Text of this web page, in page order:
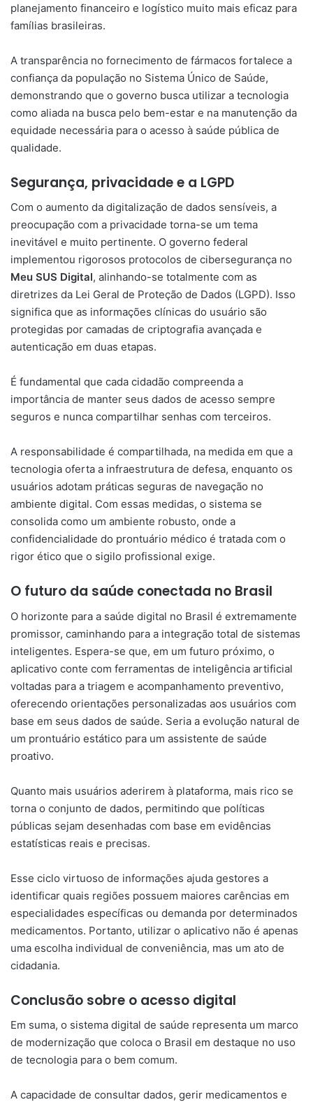
planejamento financeiro e logístico muito mais eficaz para
famílias brasileiras.
A transparência no fornecimento de fármacos fortalece a
confiança da população no Sistema Único de Saúde,
demonstrando que o governo busca utilizar a tecnologia
como aliada na busca pelo bem-estar e na manutenção da
equidade necessária para o acesso à saúde pública de
qualidade.
Segurança, privacidade e a LGPD
Com o aumento da digitalização de dados sensíveis, a
preocupação com a privacidade torna-se um tema
inevitável e muito pertinente. O governo federal
implementou rigorosos protocolos de cibersegurança no
Meu SUS Digital, alinhando-se totalmente com as
diretrizes da Lei Geral de Proteção de Dados (LGPD). Isso
significa que as informações clínicas do usuário são
protegidas por camadas de criptografia avançada e
autenticação em duas etapas.
É fundamental que cada cidadão compreenda a
importância de manter seus dados de acesso sempre
seguros e nunca compartilhar senhas com terceiros.
A responsabilidade é compartilhada, na medida em que a
tecnologia oferta a infraestrutura de defesa, enquanto os
usuários adotam práticas seguras de navegação no
ambiente digital. Com essas medidas, o sistema se
consolida como um ambiente robusto, onde a
confidencialidade do prontuário médico é tratada com o
rigor ético que o sigilo profissional exige.
O futuro da saúde conectada no Brasil
O horizonte para a saúde digital no Brasil é extremamente
promissor, caminhando para a integração total de sistemas
inteligentes. Espera-se que, em um futuro próximo, o
aplicativo conte com ferramentas de inteligência artificial
voltadas para a triagem e acompanhamento preventivo,
oferecendo orientações personalizadas aos usuários com
base em seus dados de saúde. Seria a evolução natural de
um prontuário estático para um assistente de saúde
proativo.
Quanto mais usuários aderirem à plataforma, mais rico se
torna o conjunto de dados, permitindo que políticas
públicas sejam desenhadas com base em evidências
estatísticas reais e precisas.
Esse ciclo virtuoso de informações ajuda gestores a
identificar quais regiões possuem maiores carências em
especialidades específicas ou demanda por determinados
medicamentos. Portanto, utilizar o aplicativo não é apenas
uma escolha individual de conveniência, mas um ato de
cidadania.
Conclusão sobre o acesso digital
Em suma, o sistema digital de saúde representa um marco
de modernização que coloca o Brasil em destaque no uso
de tecnologia para o bem comum.
A capacidade de consultar dados, gerir medicamentos e